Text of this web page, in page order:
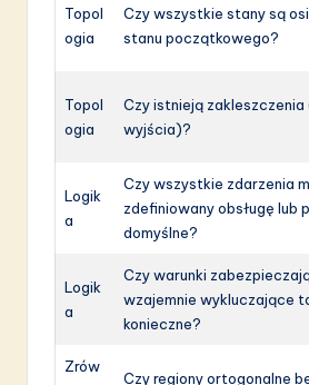
Topol
ogia
Czy wszystkie stany są
stanu początkowego?
Topol
ogia
Czy istnieją zakleszczenia
wyjścia)?
Logik
a
Czy wszystkie zdarzenia
zdefiniowany obsługę lub
domyślne?
Logik
a
Czy warunki
wzajemnie wykluczające
konieczne?
Zrów
Czy regiony ortogonalne